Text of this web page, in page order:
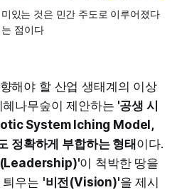
있는 것은 민간 주도로 이루어졌다
는 점이다
해야 할 산업 생태계의 이상
나무숲이 제안하는 '공생 시
System Iching Model,
정확하게 부합하는 형태이다.
이 척박한 땅을
우는 '비전(Vision)'을 제시